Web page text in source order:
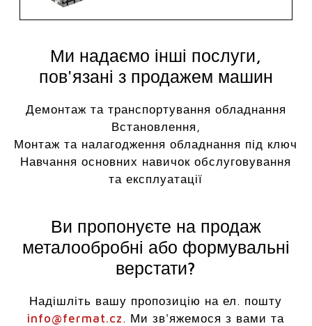
Ми надаємо інші послуги,
пов'язані з продажем машин
Демонтаж та транспортування обладнання
Встановлення,
Монтаж та налагодження обладнання під ключ
Навчання основних навичок обслуговування
та експлуатації
Ви пропонуєте на продаж
металообробні або формувальні
верстати?
Надішліть вашу пропозицію на ел. пошту
info@fermat.cz. Ми зв'яжемося з вами та